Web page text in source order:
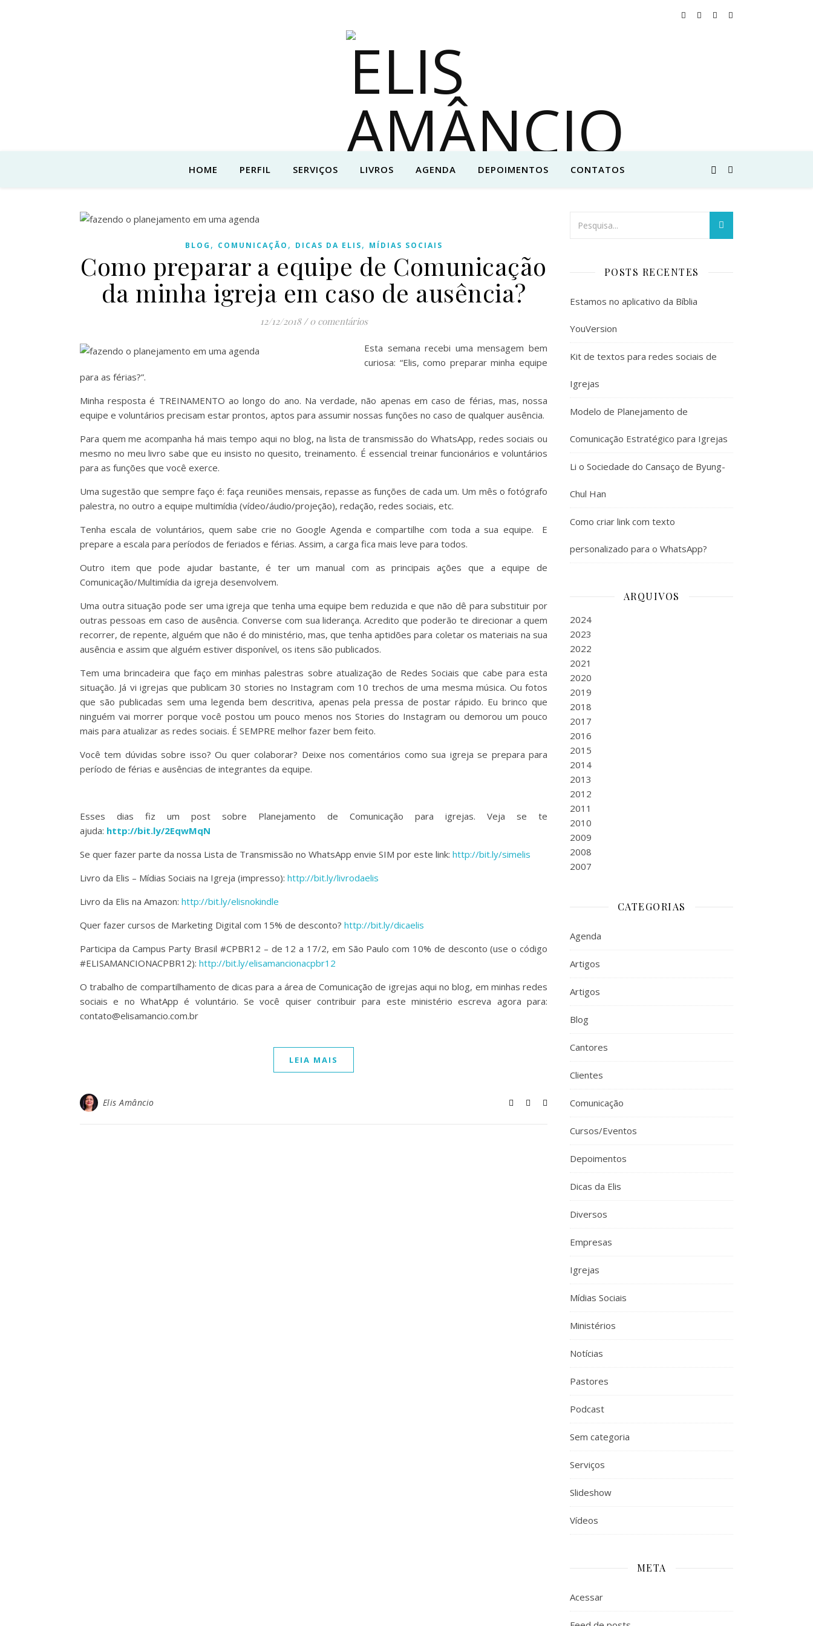
HOME PERFIL SERVIÇOS LIVROS AGENDA DEPOIMENTOS CONTATOS
BLOG , COMUNICAÇÃO , DICAS DA ELIS, MÍDIAS SOCIAIS
Como preparar a equipe de Comunicação
da minha igreja em caso de ausência?
12/12/2018 / 0 comentários
Esta semana recebi uma mensagem bem
curiosa: “Elis, como preparar minha equipe
para as férias?”.
Minha resposta é TREINAMENTO ao longo do ano. Na verdade, não apenas em caso de férias, mas, nossa
equipe e voluntários precisam estar prontos, aptos para assumir nossas funções no caso de qualquer ausência.
Para quem me acompanha há mais tempo aqui no blog, na lista de transmissão do WhatsApp, redes sociais ou
mesmo no meu livro sabe que eu insisto no quesito, treinamento. É essencial treinar funcionários e voluntários
para as funções que você exerce.
Uma sugestão que sempre faço é: faça reuniões mensais, repasse as funções de cada um. Um mês o fotógrafo
palestra, no outro a equipe multimídia (vídeo/áudio/projeção), redação, redes sociais, etc.
Tenha escala de voluntários, quem sabe crie no Google Agenda e compartilhe com toda a sua equipe. E
prepare a escala para períodos de feriados e férias. Assim, a carga fica mais leve para todos.
Outro item que pode ajudar bastante, é ter um manual com as principais ações que a equipe de
Comunicação/Multimídia da igreja desenvolvem.
Uma outra situação pode ser uma igreja que tenha uma equipe bem reduzida e que não dê para substituir por
outras pessoas em caso de ausência. Converse com sua liderança. Acredito que poderão te direcionar a quem
recorrer, de repente, alguém que não é do ministério, mas, que tenha aptidões para coletar os materiais na sua
ausência e assim que alguém estiver disponível, os itens são publicados.
Tem uma brincadeira que faço em minhas palestras sobre atualização de Redes Sociais que cabe para esta
situação. Já vi igrejas que publicam 30 stories no Instagram com 10 trechos de uma mesma música. Ou fotos
que são publicadas sem uma legenda bem descritiva, apenas pela pressa de postar rápido. Eu brinco que
ninguém vai morrer porque você postou um pouco menos nos Stories do Instagram ou demorou um pouco
mais para atualizar as redes sociais. É SEMPRE melhor fazer bem feito.
Você tem dúvidas sobre isso? Ou quer colaborar? Deixe nos comentários como sua igreja se prepara para
período de férias e ausências de integrantes da equipe.
Esses dias fiz um post sobre Planejamento de Comunicação para igrejas. Veja se te
ajuda: http://bit.ly/2EqwMqN
Se quer fazer parte da nossa Lista de Transmissão no WhatsApp envie SIM por este link: http://bit.ly/simelis
Livro da Elis – Mídias Sociais na Igreja (impresso): http://bit.ly/livrodaelis
Livro da Elis na Amazon: http://bit.ly/elisnokindle
Quer fazer cursos de Marketing Digital com 15% de desconto? http://bit.ly/dicaelis
Participa da Campus Party Brasil #CPBR12 – de 12 a 17/2, em São Paulo com 10% de desconto (use o código
#ELISAMANCIONACPBR12): http://bit.ly/elisamancionacpbr12
O trabalho de compartilhamento de dicas para a área de Comunicação de igrejas aqui no blog, em minhas redes
sociais e no WhatApp é voluntário. Se você quiser contribuir para este ministério escreva agora para:
contato@elisamancio.com.br
LEIA MAIS
Elis Amâncio
POSTS RECENTES
Estamos no aplicativo da Bíblia
YouVersion
Kit de textos para redes sociais de
Igrejas
Modelo de Planejamento de
Comunicação Estratégico para Igrejas
Li o Sociedade do Cansaço de Byung-
Chul Han
Como criar link com texto
personalizado para o WhatsApp?
ARQUIVOS
2024
2023
2022
2021
2020
2019
2018
2017
2016
2015
2014
2013
2012
2011
2010
2009
2008
2007
CATEGORIAS
Agenda
Artigos
Artigos
Blog
Cantores
Clientes
Comunicação
Cursos/Eventos
Depoimentos
Dicas da Elis
Diversos
Empresas
Igrejas
Mídias Sociais
Ministérios
Notícias
Pastores
Podcast
Sem categoria
Serviços
Slideshow
Vídeos
META
Acessar